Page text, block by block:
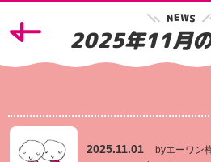
NEWS
2025年11月
2025.11.01 byエーワン